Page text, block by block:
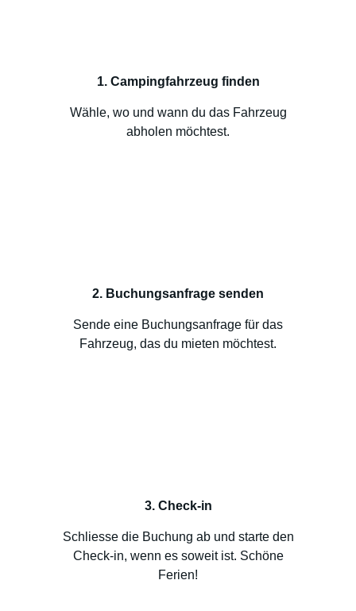
1. Campingfahrzeug finden
Wähle, wo und wann du das Fahrzeug
abholen möchtest.
2. Buchungsanfrage senden
Sende eine Buchungsanfrage für das
Fahrzeug, das du mieten möchtest.
3. Check-in
Schliesse die Buchung ab und starte den
Check-in, wenn es soweit ist. Schöne
Ferien!